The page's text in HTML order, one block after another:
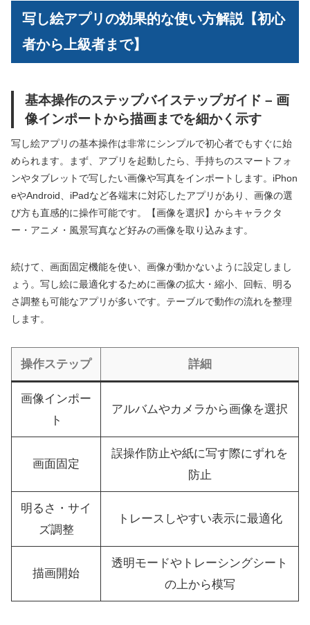
写し絵アプリの効果的な使い方解説【初心
者から上級者まで】
基本操作のステップバイステップガイド – 画
像インポートから描画までを細かく示す
写し絵アプリの基本操作は非常にシンプルで初心者でもすぐに始
められます。まず、アプリを起動したら、手持ちのスマートフォ
ンやタブレットで写したい画像や写真をインポートします。iPhon
eやAndroid、iPadなど各端末に対応したアプリがあり、画像の選
び方も直感的に操作可能です。【画像を選択】からキャラクタ
ー・アニメ・風景写真など好みの画像を取り込みます。
続けて、画面固定機能を使い、画像が動かないように設定しまし
ょう。写し絵に最適化するために画像の拡大・縮小、回転、明る
さ調整も可能なアプリが多いです。テーブルで動作の流れを整理
します。
操作ステップ 詳細
画像インポー
ト
アルバムやカメラから画像を選択
画面固定
誤操作防止や紙に写す際にずれを
防止
明るさ・サイ
ズ調整
トレースしやすい表示に最適化
描画開始
透明モードやトレーシングシート
の上から模写